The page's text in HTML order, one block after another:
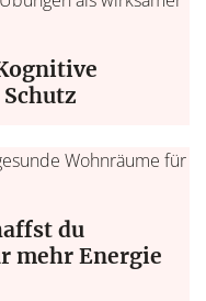
du
mehr Energie